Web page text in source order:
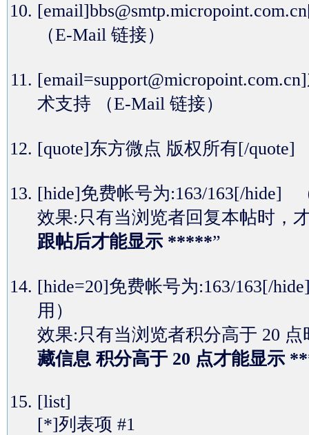
（E-Mail 链接）
术支持 （E-Mail 链接）
[quote]东方微点 版权所有[/
[hide]免费帐号为:163/163[/hide]
效果:只有当浏览者回复本帖时，
跟帖后才能显示 *****”
[hide=20]免费帐号为:163/163[/
用）
效果:只有当浏览者积分高于 20
藏信息 积分高于 20 点才能显示
[list]
[*]列表项 #1